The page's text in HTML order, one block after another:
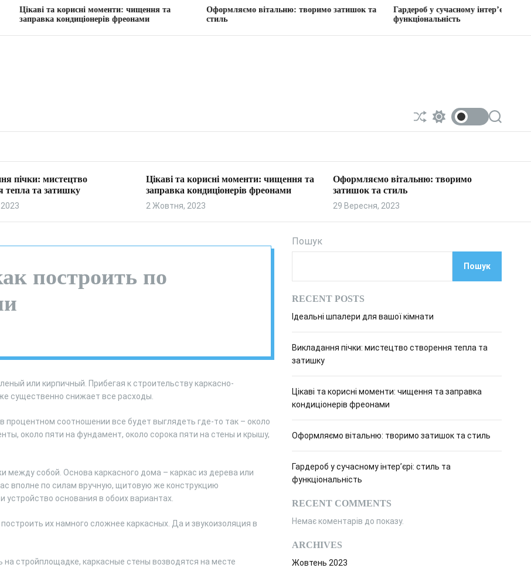
корисні моменти: чищення та
кондиціонерів фреонами
Оформляємо вітальню: творимо затишок та
Гардероб у сучасному інтер’єрі: стиль та
функціональність
П
е
т
с
т
П
е
м
к
о
о
в
р
е
и
П
о
к
пічки: мистецтво
тепла та затишку
Цікаві та корисні моменти: чищення та
заправка кондиціонерів фреонами
2 Жовтня, 2023
Оформляємо вітальню: творимо
затишок та стиль
29 Вересня, 2023
построить по
или кирпичный. Прибегая к строительству каркасно-
существенно снижает все расходы.
соотношении все будет выглядеть где-то так – около
около пяти на фундамент, около сорока пяти на стены и крышу,
между собой. Основа каркасного дома – каркас из дерева или
вполне по силам вручную, щитовую же конструкцию
основания в обоих вариантах.
их намного сложнее каркасных. Да и звукоизоляция в
стройплощадке, каркасные стены возводятся на месте
Пошук
Пошук
RECENT POSTS
Ідеальні шпалери для вашої кімнати
Викладання пічки: мистецтво створення тепла та
затишку
Цікаві та корисні моменти: чищення та заправка
кондиціонерів фреонами
Оформляємо вітальню: творимо затишок та стиль
Гардероб у сучасному інтер’єрі: стиль та
функціональність
RECENT COMMENTS
Немає коментарів до показу.
ARCHIVES
Жовтень 2023